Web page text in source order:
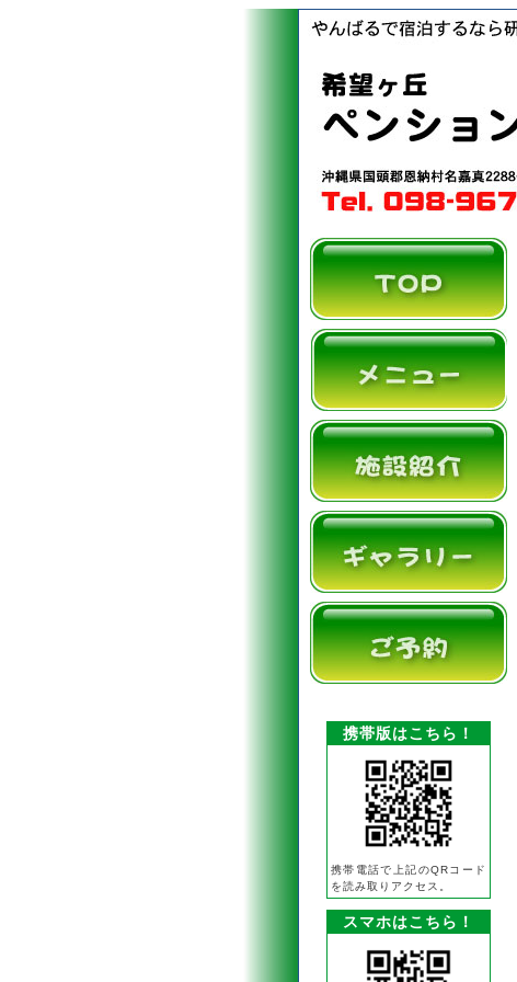
携帯版はこちら！
携帯電話で上記のQRコード
を読み取りアクセス。
スマホはこちら！